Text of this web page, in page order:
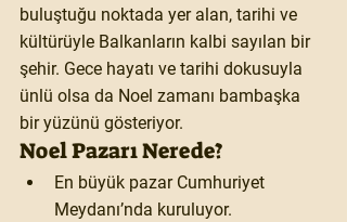
buluştuğu noktada yer alan, tarihi ve
kültürüyle Balkanların kalbi sayılan bir
şehir. Gece hayatı ve tarihi dokusuyla
ünlü olsa da Noel zamanı bambaşka
bir yüzünü gösteriyor.
Noel Pazarı Nerede?
En büyük pazar Cumhuriyet
Meydanı’nda kuruluyor.